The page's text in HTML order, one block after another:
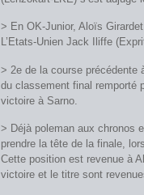
> En OK-Junior, Aloïs
L’Etats-Unien Jack Iliffe
> 2e de la course précédente
du classement final remporté
victoire à Sarno.
> Déjà poleman aux chronos
prendre la tête de la finale,
Cette position est revenue à
victoire et le titre sont